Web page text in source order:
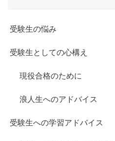
受験生の悩み
受験生としての心構え
現役合格のために
浪人生へのアドバイス
受験生への学習アドバイス